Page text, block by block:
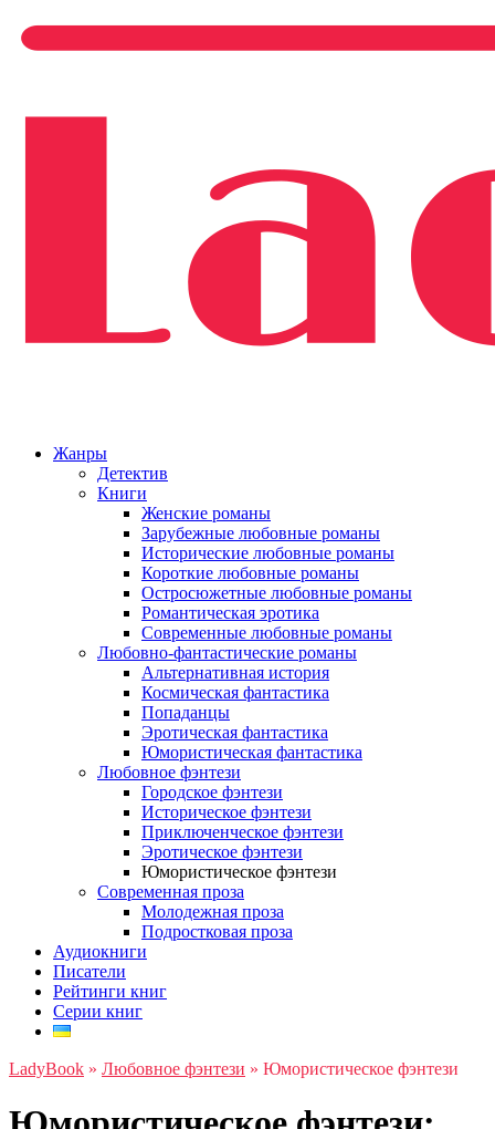
Жанры
Детектив
Книги
Женские романы
Зарубежные любовные романы
Исторические любовные романы
Короткие любовные романы
Остросюжетные любовные романы
Романтическая эротика
Современные любовные романы
Любовно-фантастические романы
Альтернативная история
Космическая фантастика
Попаданцы
Эротическая фантастика
Юмористическая фантастика
Любовное фэнтези
Городское фэнтези
Историческое фэнтези
Приключенческое фэнтези
Эротическое фэнтези
Юмористическое фэнтези
Современная проза
Молодежная проза
Подростковая проза
Аудиокниги
Писатели
Рейтинги книг
Серии книг
LadyBook » Любовное фэнтези » Юмористическое фэнтези